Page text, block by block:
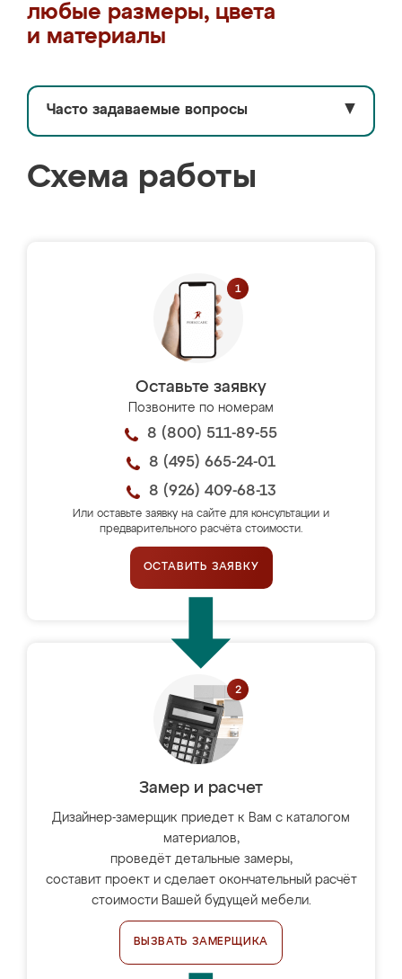
любые размеры, цвета
и материалы
Часто задаваемые вопросы ▼
Схема работы
Оставьте заявку
Позвоните по номерам
8 (800) 511-89-55
8 (495) 665-24-01
8 (926) 409-68-13
Или оставьте заявку на сайте для консультации и
предварительного расчёта стоимости.
ОСТАВИТЬ ЗАЯВКУ
Замер и расчет
Дизайнер-замерщик приедет к Вам с каталогом
материалов,
проведёт детальные замеры,
составит проект и сделает окончательный расчёт
стоимости Вашей будущей мебели.
ВЫЗВАТЬ ЗАМЕРЩИКА